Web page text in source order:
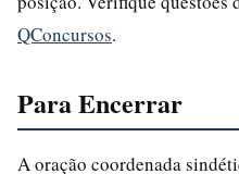
QConcursos.
Para Encerrar
A oração coordenada